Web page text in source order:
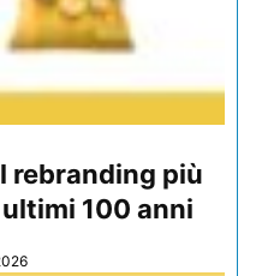
rebranding più
100 anni